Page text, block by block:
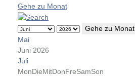
Gehe zu Monat
Gehe zu Monat
Mai
Juni 2026
Juli
MonDieMitDonFreSamSon